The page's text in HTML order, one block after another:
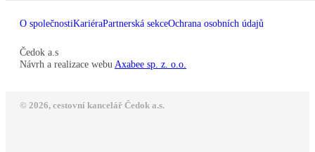
O společnostiKariéraPartnerská sekceOchrana osobních údajů
Čedok a.s
Návrh a realizace webu Axabee sp. z. o.o.
© 2026, cestovní kancelář Čedok a.s.